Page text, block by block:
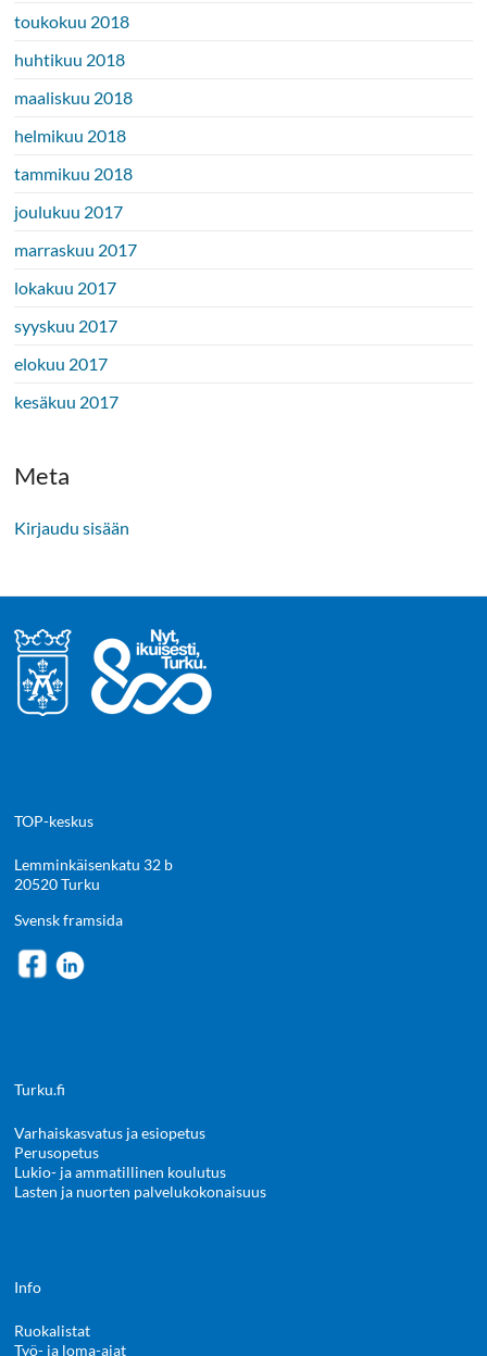
toukokuu 2018
huhtikuu 2018
maaliskuu 2018
helmikuu 2018
tammikuu 2018
joulukuu 2017
marraskuu 2017
lokakuu 2017
syyskuu 2017
elokuu 2017
kesäkuu 2017
Meta
Kirjaudu sisään
TOP-keskus
Lemminkäisenkatu 32 b
20520 Turku
Svensk framsida
Turku.fi
Varhaiskasvatus ja esiopetus
Perusopetus
Lukio- ja ammatillinen koulutus
Lasten ja nuorten palvelukokonaisuus
Info
Ruokalistat
Työ- ja loma-ajat